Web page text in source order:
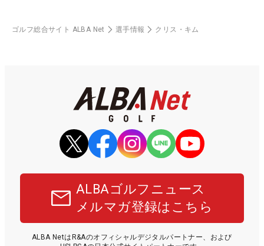
ゴルフ総合サイト ALBA Net 選手情報 クリス・キム
ALBAゴルフニュース
メルマガ登録はこちら
ALBA NetはR&Aのオフィシャルデジタルパートナー、および